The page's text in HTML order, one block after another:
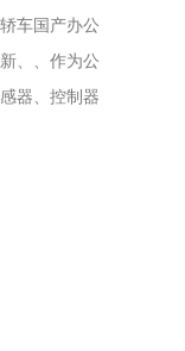
车国产办公
、、作为公
器、控制器